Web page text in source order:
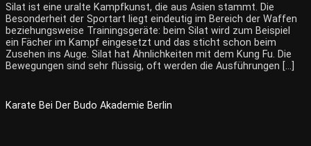
Silat ist eine uralte Kampfkunst, die aus Asien stammt. Die
Besonderheit der Sportart liegt eindeutig im Bereich der Waffen
beziehungsweise Trainingsgeräte: beim Silat wird zum Beispiel
ein Fächer im Kampf eingesetzt und das sticht schon beim
Zusehen ins Auge. Silat hat Ähnlichkeiten mit dem Kung Fu. Die
Bewegungen sind sehr flüssig, oft werden die Ausführungen […]
Karate Bei Der Budo Akademie Berlin